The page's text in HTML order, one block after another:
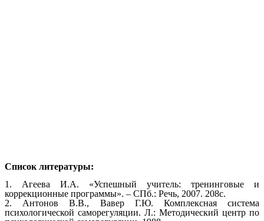
Список литературы:
1. Агеева И.А. «Успешный учитель: тренинговые и
коррекционные программы». – СПб.: Речь, 2007. 208с.
2. Антонов В.В., Вавер Г.Ю. Комплексная система
психологической саморегуляции. Л.: Методический центр по